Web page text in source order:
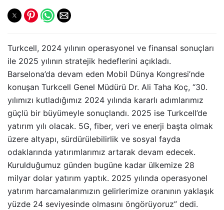
Turkcell, 2024 yılının operasyonel ve finansal sonuçları
ile 2025 yılının stratejik hedeflerini açıkladı.
Barselona’da devam eden Mobil Dünya Kongresi’nde
konuşan Turkcell Genel Müdürü Dr. Ali Taha Koç, “30.
yılımızı kutladığımız 2024 yılında kararlı adımlarımız
güçlü bir büyümeyle sonuçlandı. 2025 ise Turkcell’de
yatırım yılı olacak. 5G, fiber, veri ve enerji başta olmak
üzere altyapı, sürdürülebilirlik ve sosyal fayda
odaklarında yatırımlarımız artarak devam edecek.
Kurulduğumuz günden bugüne kadar ülkemize 28
milyar dolar yatırım yaptık. 2025 yılında operasyonel
yatırım harcamalarımızın gelirlerimize oranının yaklaşık
yüzde 24 seviyesinde olmasını öngörüyoruz” dedi.